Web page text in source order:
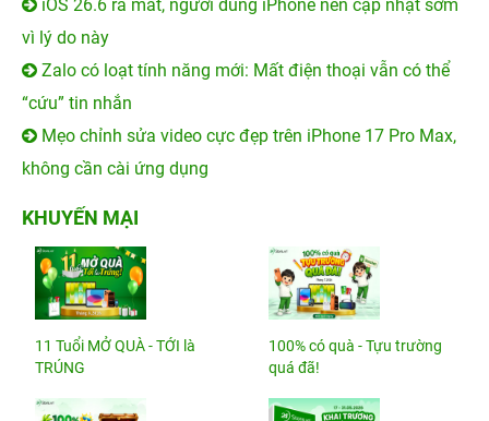
iOS 26.6 ra mắt, người dùng iPhone nên cập nhật sớm
vì lý do này
Zalo có loạt tính năng mới: Mất điện thoại vẫn có thể
“cứu” tin nhắn
Mẹo chỉnh sửa video cực đẹp trên iPhone 17 Pro Max,
không cần cài ứng dụng
KHUYẾN MẠI
11 Tuổi MỞ QUÀ - TỚI là
TRÚNG
100% có quà - Tựu trường
quá đã!